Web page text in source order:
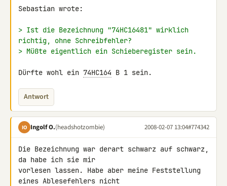
Sebastian wrote:
> Ist die Bezeichnung "74HC16481" wirklich
richtig, ohne Schreibfehler?
> Müßte eigentlich ein Schieberegister sein.
Dürfte wohl ein 74HC164 B 1 sein.
Antwort
IO Ingolf O.(headshotzombie) 2008-02-07 13:04#774342
Die Bezeichnung war derart schwarz auf schwarz,
da habe ich sie mir
vorlesen lassen. Habe aber meine Feststellung
eines Ablesefehlers nicht